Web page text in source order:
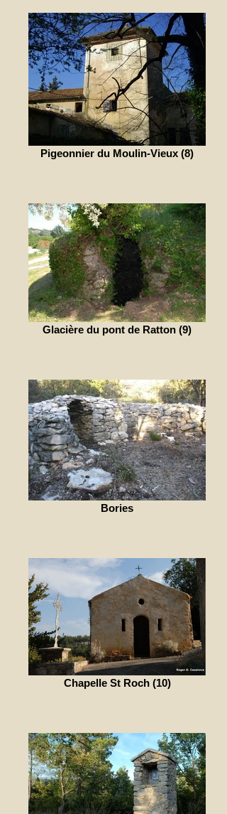
Pigeonnier du Moulin-Vieux (8)
Glacière du pont de Ratton (9)
Bories
Chapelle St Roch (10)